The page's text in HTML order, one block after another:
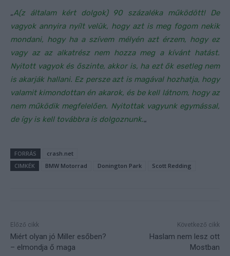
„A(z általam kért dolgok) 90 százaléka működött! De
vagyok annyira nyílt velük, hogy azt is meg fogom nekik
mondani, hogy ha a szívem mélyén azt érzem, hogy ez
vagy az az alkatrész nem hozza meg a kívánt hatást.
Nyitott vagyok és őszinte, akkor is, ha ezt ők esetleg nem
is akarják hallani. Ez persze azt is magával hozhatja, hogy
valamit kimondottan én akarok, és be kell látnom, hogy az
nem működik megfelelően. Nyitottak vagyunk egymással,
de így is kell továbbra is dolgoznunk.„
FORRÁS
crash.net
CIMKÉK
BMW Motorrad Donington Park Scott Redding
Előző cikk
Miért olyan jó Miller esőben?
– elmondja ő maga
Következő cikk
Haslam nem lesz ott
Mostban